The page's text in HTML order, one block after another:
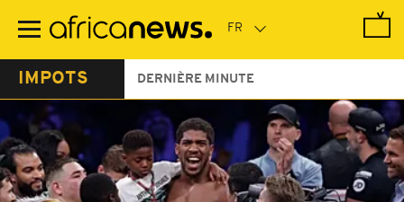
contenu
IMPOTS DERNIÈRE MINUTE